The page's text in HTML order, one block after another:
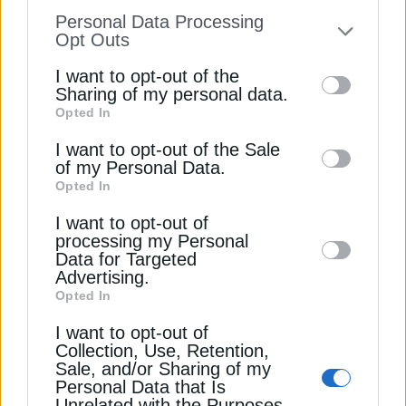
to your opt-out. You may separately opt-out
information by third parties on the IAB’s list
of downstream participants. This
information may also be disclosed by us to
third parties on theIAB’s List of
Downstream Participants
disclose it to other third parties.
Personal Data Processing
Opt Outs
I want to opt-out of the
Sharing of my personal data.
Opted In
I want to opt-out of the Sale
of my Personal Data.
Opted In
I want to opt-out of
processing my Personal
Data for Targeted
Advertising.
Opted In
I want to opt-out of
Collection, Use, Retention,
Sale, and/or Sharing of my
Personal Data that Is
Μητσοτάκης: Αγκάθι οι υψηλές τιμές
ενέργειας, αναγκαίες οι επενδύσεις στα
29 Μαΐου 2026